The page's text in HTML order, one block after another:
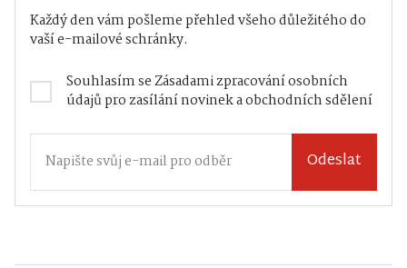
Každý den vám pošleme přehled všeho důležitého do
vaší e-mailové schránky.
Souhlasím seZásadami zpracování osobních
údajůpro zasílání novinek a obchodních sdělení
Odeslat